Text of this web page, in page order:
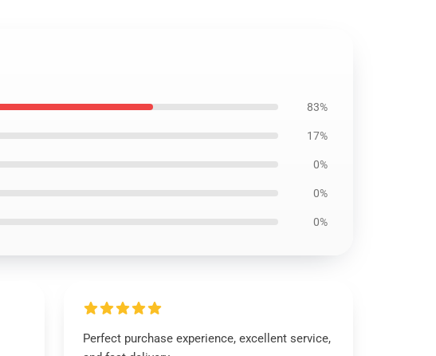
83%
17%
0%
0%
0%
Perfect purchase experience, excellent service,